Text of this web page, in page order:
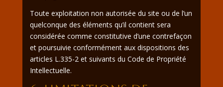
Toute exploitation non autorisée du site ou de l’un
quelconque des éléments qu’il contient sera
considérée comme constitutive d’une contrefaçon
et poursuivie conformément aux dispositions des
articles L.335-2 et suivants du Code de Propriété
Intellectuelle.